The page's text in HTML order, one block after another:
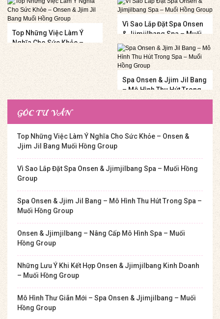
Top Những Việc Làm Ý
Nghĩa Cho Sức Khỏe –
Onsen & Jjim Jil Bang
Muối Hồng Group
Vì Sao Lắp Đặt Spa Onsen
& Jjimjilbang Spa – Muối
Hồng Group
Spa Onsen & Jjim Jil Bang
– Mô Hình Thu Hút Trong
Spa – Muối Hồng Group
GÓC TƯ VẤN
Top Những Việc Làm Ý Nghĩa Cho Sức Khỏe – Onsen &
Jjim Jil Bang Muối Hồng Group
Vì Sao Lắp Đặt Spa Onsen & Jjimjilbang Spa – Muối Hồng
Group
Spa Onsen & Jjim Jil Bang – Mô Hình Thu Hút Trong Spa –
Muối Hồng Group
Onsen & Jjimjilbang – Nâng Cấp Mô Hình Spa – Muối
Hồng Group
Những Lưu Ý Khi Kết Hợp Onsen & Jjimjilbang Kinh Doanh
– Muối Hồng Group
Mô Hình Thư Giãn Mới – Spa Onsen & Jjimjilbang – Muối
Hồng Group